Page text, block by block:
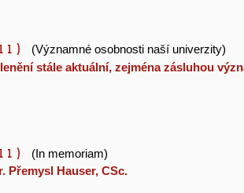
(Významné osobnosti naší univerzity)
stále aktuální, zejména zásluhou
(In memoriam)
Přemysl Hauser, CSc.